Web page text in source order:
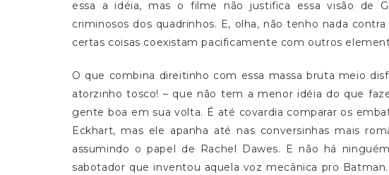
essa a idéia, mas o filme não justifica essa visão de
criminosos dos quadrinhos. E, olha, não tenho nada
certas coisas coexistam pacificamente com outros
O que combina direitinho com essa massa bruta meio
atorzinho tosco! – que não tem a menor idéia do que
gente boa em sua volta. É até covardia comparar os
Eckhart, mas ele apanha até nas conversinhas mais
assumindo o papel de Rachel Dawes. E não há
sabotador que inventou aquela voz mecânica pro